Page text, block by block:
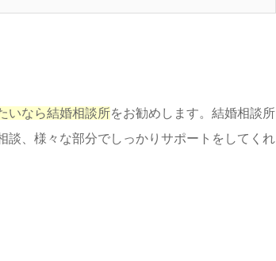
いなら結婚相談所をお勧めします。結婚相談所
談、様々な部分でしっかりサポートをしてくれ